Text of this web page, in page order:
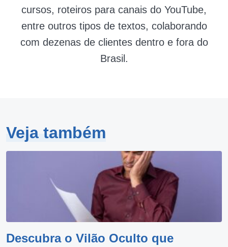
cursos, roteiros para canais do YouTube,
entre outros tipos de textos, colaborando
com dezenas de clientes dentro e fora do
Brasil.
Veja também
Descubra o Vilão Oculto que